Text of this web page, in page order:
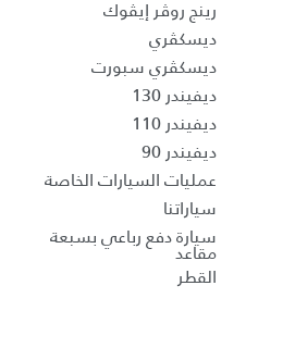
رينج روڤر إيڤوك
ديسكڤري
ديسكڤري سبورت
ديفيندر 130
ديفيندر 110
ديفيندر 90
عمليات السيارات الخاصة
سياراتنا
سيارة دفع رباعي بسبعة
مقاعد
القطر